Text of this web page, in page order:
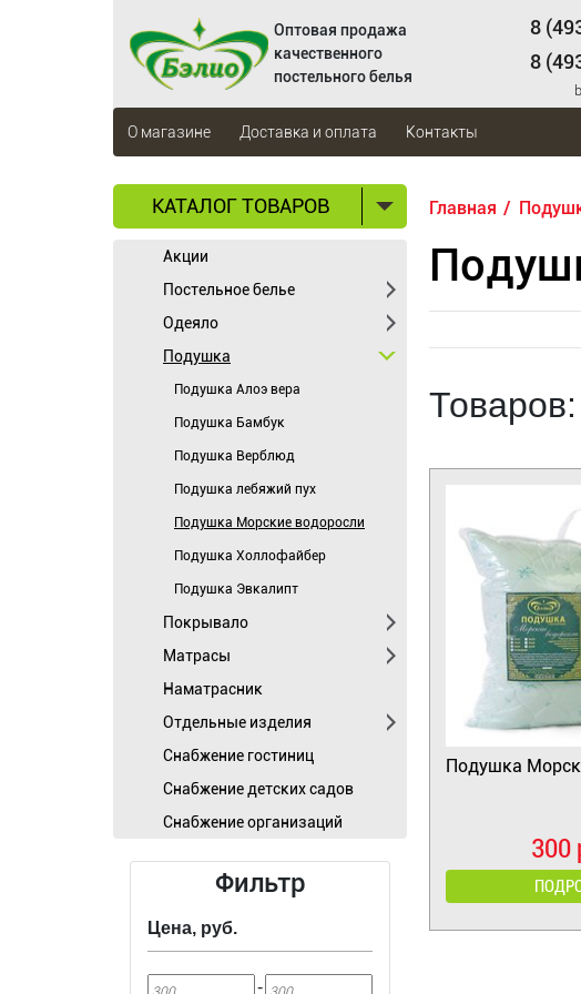
Оптовая продажа
качественного
постельного белья
8
8
О магазине Доставка и оплата Контакты
КАТАЛОГ ТОВАРОВ
Акции
Постельное белье
Одеяло
Подушка
Подушка Алоэ вера
Подушка Бамбук
Подушка Верблюд
Подушка лебяжий пух
Подушка Морские водоросли
Подушка Холлофайбер
Подушка Эвкалипт
Покрывало
Матрасы
Наматрасник
Отдельные изделия
Cнабжение гостиниц
Снабжение детских садов
Снабжение организаций
Фильтр
Цена, руб.
-
Главная
Подушка
300